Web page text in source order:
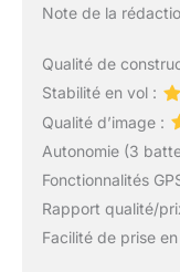
Note de la
Qualité de
Stabilité en vol :
Qualité d’image :
Autonomie (3
Fonctionnalités
Rapport qualité/
Facilité de prise